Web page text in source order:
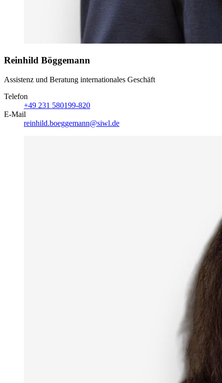
Reinhild Böggemann
Assistenz und Beratung internationales Geschäft
Telefon
+49 231 580199-820
E-Mail
reinhild.boeggemann@siwl.de